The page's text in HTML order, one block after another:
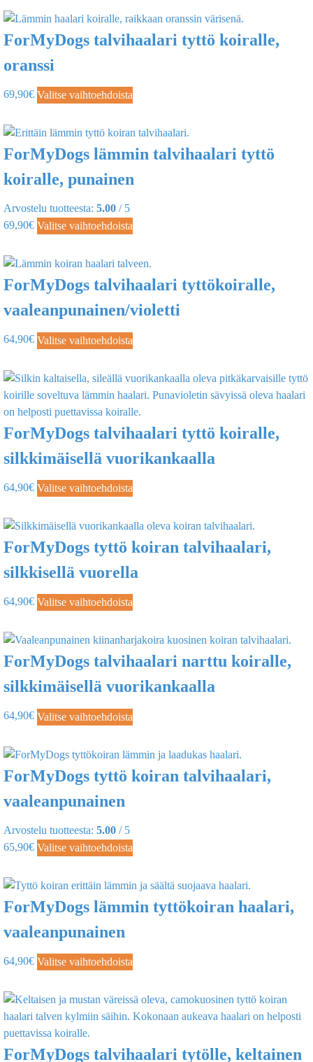
ForMyDogs talvihaalari tyttö koiralle,
oranssi
69,90€ Valitse vaihtoehdoista
ForMyDogs lämmin talvihaalari tyttö
koiralle, punainen
Arvostelu tuotteesta: 5.00 / 5
69,90€ Valitse vaihtoehdoista
ForMyDogs talvihaalari tyttökoiralle,
vaaleanpunainen/violetti
64,90€ Valitse vaihtoehdoista
ForMyDogs talvihaalari tyttö koiralle,
silkkimäisellä vuorikankaalla
64,90€ Valitse vaihtoehdoista
ForMyDogs tyttö koiran talvihaalari,
silkkisellä vuorella
64,90€ Valitse vaihtoehdoista
ForMyDogs talvihaalari narttu koiralle,
silkkimäisellä vuorikankaalla
64,90€ Valitse vaihtoehdoista
ForMyDogs tyttö koiran talvihaalari,
vaaleanpunainen
Arvostelu tuotteesta: 5.00 / 5
65,90€ Valitse vaihtoehdoista
ForMyDogs lämmin tyttökoiran haalari,
vaaleanpunainen
64,90€ Valitse vaihtoehdoista
ForMyDogs talvihaalari tytölle, keltainen